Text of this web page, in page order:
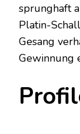
sprunghaft
Platin-
Gesang
Gewinnung